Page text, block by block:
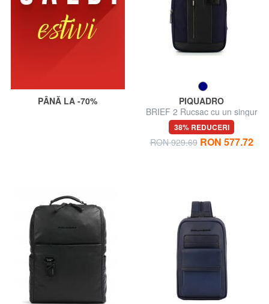
PÂNĂ LA -70%
PIQUADRO
BRIEF 2 Rucsac cu un singur
umăr
38% REDUCERI
RON 929.69 RON 577.72